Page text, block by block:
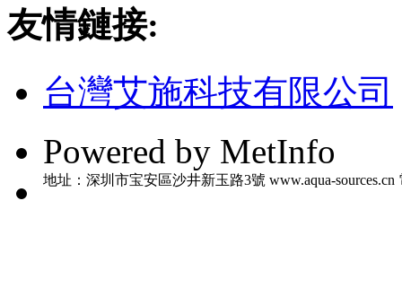
友情鏈接:
台灣艾施科技有限公司
Powered by MetInfo
地址：深圳市宝安區沙井新玉路3號 www.aqua-